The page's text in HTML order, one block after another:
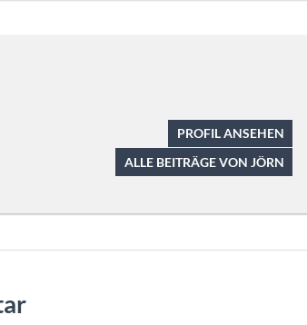
PROFIL ANSEHEN
ALLE BEITRÄGE VON JÖRN